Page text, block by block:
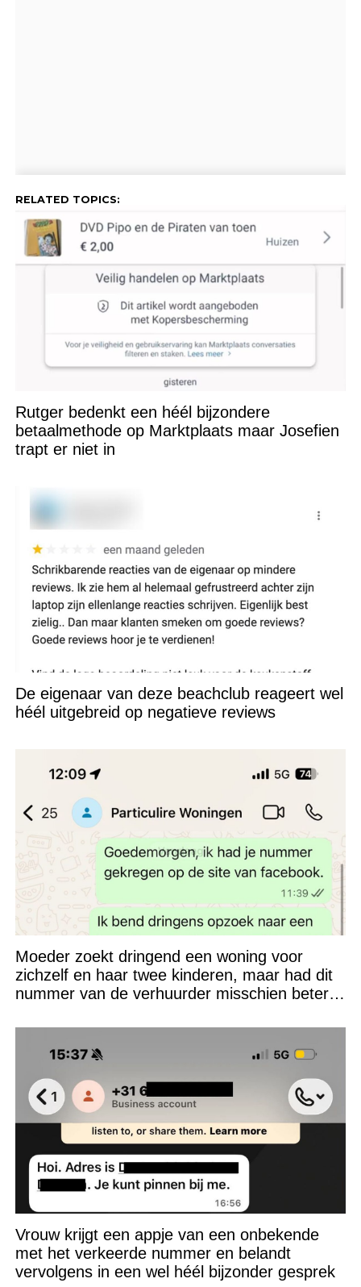
RELATED TOPICS:
Rutger bedenkt een héél bijzondere
betaalmethode op Marktplaats maar Josefien
trapt er niet in
De eigenaar van deze beachclub reageert wel
héél uitgebreid op negatieve reviews
Moeder zoekt dringend een woning voor
zichzelf en haar twee kinderen, maar had dit
nummer van de verhuurder misschien beter
Vrouw krijgt een appje van een onbekende
met het verkeerde nummer en belandt
vervolgens in een wel héél bijzonder gesprek